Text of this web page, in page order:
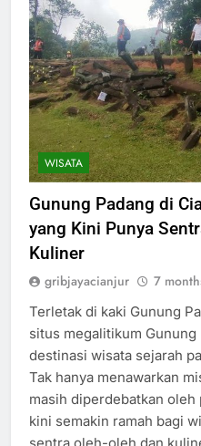
WISATA
Gunung Padang di
yang Kini Punya
Kuliner
gribjayacianjur 7
Terletak di kaki Gunung
situs megalitikum Gunung
destinasi wisata sejarah
Tak hanya menawarkan
masih diperdebatkan oleh
kini semakin ramah bagi
sentra oleh-oleh dan